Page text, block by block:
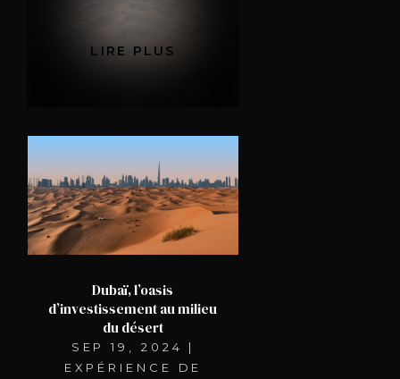
LIRE PLUS
Dubaï, l’oasis
d’investissement au milieu
du désert
SEP 19, 2024
|
EXPÉRIENCE DE